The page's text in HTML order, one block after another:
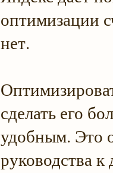
оптимизации
нет.
сделать его
удобным. Это
руководства